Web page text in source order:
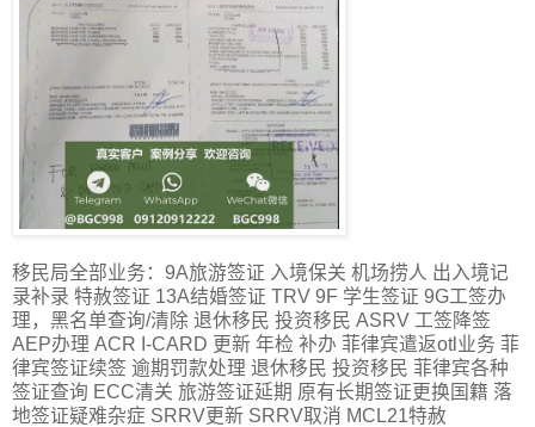
移民局全部业务：9A旅游签证 入境保关 机场捞人 出入境记
录补录 特赦签证 13A结婚签证 TRV 9F 学生签证 9G工签办
理，黑名单查询/清除 退休移民 投资移民 ASRV 工签降签
AEP办理 ACR I-CARD 更新 年检 补办 菲律宾遣返otl业务 菲
律宾签证续签 逾期罚款处理 退休移民 投资移民 菲律宾各种
签证查询 ECC清关 旅游签证延期 原有长期签证更换国籍 落
地签证疑难杂症 SRRV更新 SRRV取消 MCL21特赦